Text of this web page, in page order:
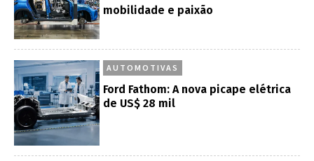
mobilidade e paixão
AUTOMOTIVAS
Ford Fathom: A nova picape elétrica
de US$ 28 mil